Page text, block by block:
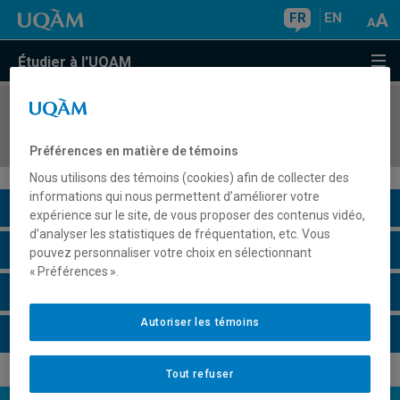
FR EN
Étudier à l'UQAM
COURS//
Description du cours
Horaire - Été 2026
Préférences en matière de témoins
Nous utilisons des témoins (cookies) afin de collecter des
informations qui nous permettent d’améliorer votre
expérience sur le site, de vous proposer des contenus vidéo,
d’analyser les statistiques de fréquentation, etc. Vous
pouvez personnaliser votre choix en sélectionnant
« Préférences ».
Tout refuser
Autoriser les témoins